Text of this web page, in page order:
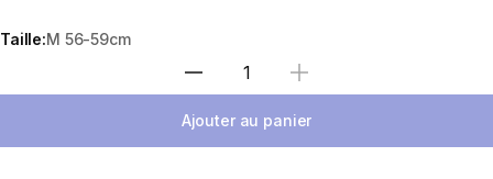
Taille:M 56-59cm
Sélectionnez la quantité
Ajouter au panier